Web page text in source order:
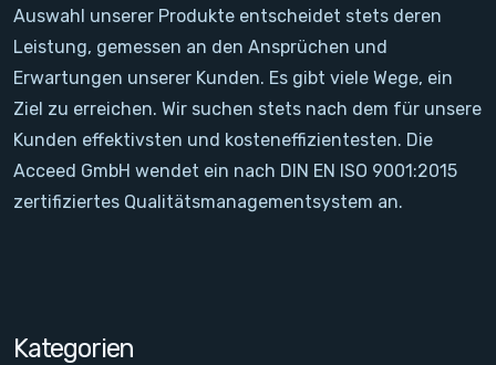
Filter
Neuigkeiten
Service
Auswahl unserer Produkte entscheidet stets deren
Leistung, gemessen an den Ansprüchen und
Erwartungen unserer Kunden. Es gibt viele Wege, ein
Ziel zu erreichen. Wir suchen stets nach dem für unsere
Kunden effektivsten und kosteneffizientesten. Die
Acceed GmbH wendet ein nach DIN EN ISO 9001:2015
zertifiziertes Qualitätsmanagementsystem an.
Kategorien